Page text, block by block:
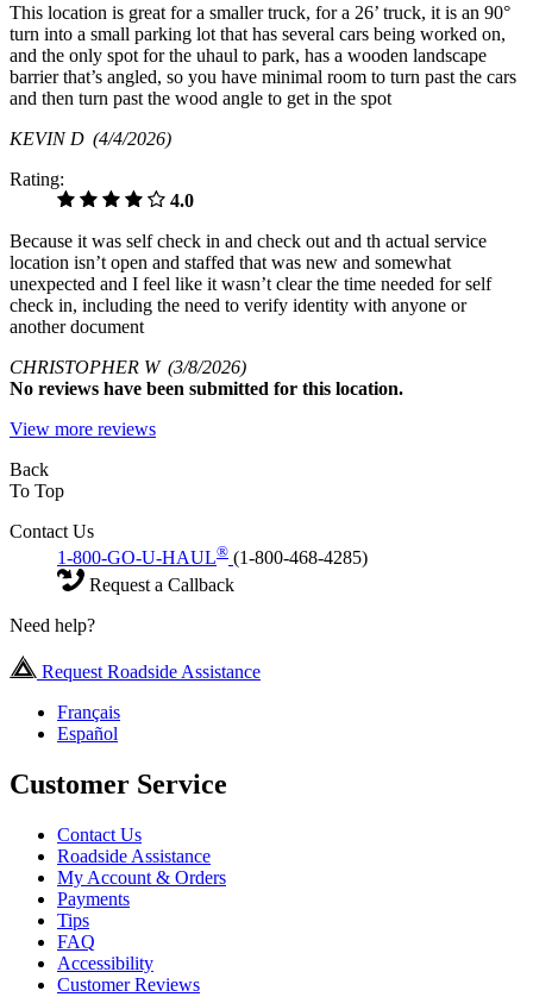
This location is great for a smaller truck, for a 26’ truck, it is an 90°
turn into a small parking lot that has several cars being worked on,
and the only spot for the uhaul to park, has a wooden landscape
barrier that’s angled, so you have minimal room to turn past the cars
and then turn past the wood angle to get in the spot
KEVIN D (4/4/2026)
Rating:
4.0
Because it was self check in and check out and th actual service
location isn’t open and staffed that was new and somewhat
unexpected and I feel like it wasn’t clear the time needed for self
check in, including the need to verify identity with anyone or
another document
CHRISTOPHER W (3/8/2026)
No reviews have been submitted for this location.
View more reviews
Back
To Top
Contact Us
1-800-GO-U-HAUL® (1-800-468-4285)
Request a Callback
Need help?
Request Roadside Assistance
Français
Español
Customer Service
Contact Us
Roadside Assistance
My Account & Orders
Payments
Tips
FAQ
Accessibility
Customer Reviews